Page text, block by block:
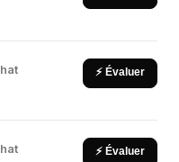
⚡ Évaluer
⚡ Évaluer